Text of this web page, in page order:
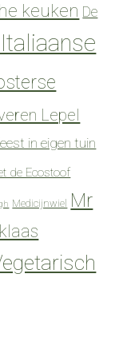
keuken De
Lepel
in eigen tuin
de Ecostoof
Medicijnwiel Mr